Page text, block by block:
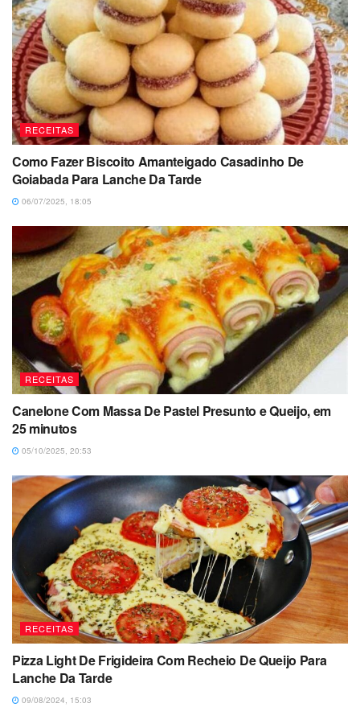
RECEITAS
Como Fazer Biscoito Amanteigado Casadinho De
Goiabada Para Lanche Da Tarde
06/07/2025, 18:05
RECEITAS
Canelone Com Massa De Pastel Presunto e Queijo, em
25 minutos
05/10/2025, 20:53
RECEITAS
Pizza Light De Frigideira Com Recheio De Queijo Para
Lanche Da Tarde
09/08/2024, 15:03